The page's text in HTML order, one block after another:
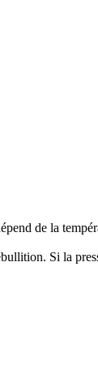
de la
Si la